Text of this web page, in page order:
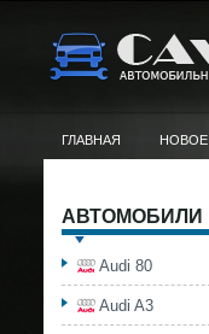
ГЛАВНАЯ НОВОЕ
АВТОМОБИЛИ
Audi 80
Audi A3